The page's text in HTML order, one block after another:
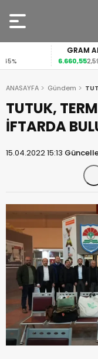
GRAM
6.660,552,59%
ANASAYFA Gündem
TUTUK,
İFTARDA
15.04.2022 15:13